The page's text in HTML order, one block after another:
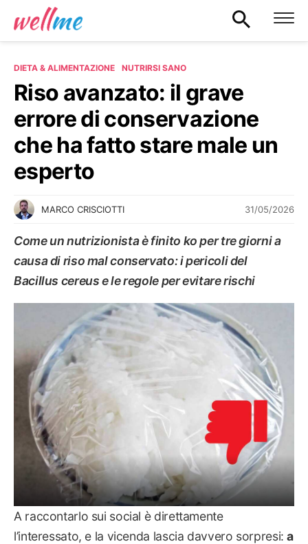
DIETA & ALIMENTAZIONE NUTRIRSI SANO
Riso avanzato: il grave
errore di conservazione
che ha fatto stare male un
esperto
MARCO CRISCIOTTI 31/05/2026
Come un nutrizionista è finito ko per tre giorni a
causa di riso mal conservato: i pericoli del
Bacillus cereus e le regole per evitare rischi
A raccontarlo sui social è direttamente
l’interessato, e la vicenda lascia davvero sorpresi:a